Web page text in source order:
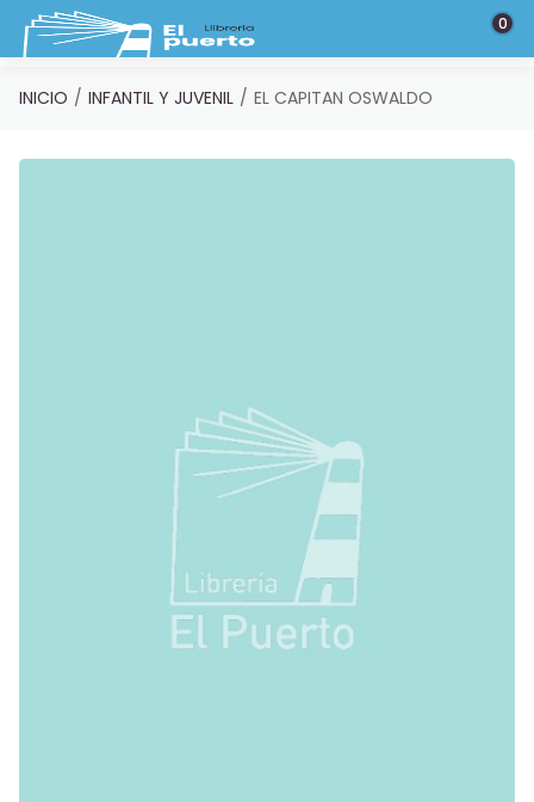
Saltar al contenido principal 0
INICIO INFANTIL Y JUVENIL EL CAPITAN OSWALDO